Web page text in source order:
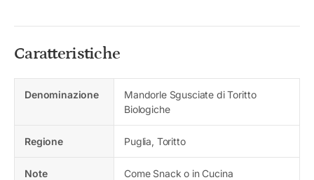
Caratteristiche
Denominazione
Mandorle Sgusciate di Toritto
Biologiche
Regione Puglia, Toritto
Note Come Snack o in Cucina